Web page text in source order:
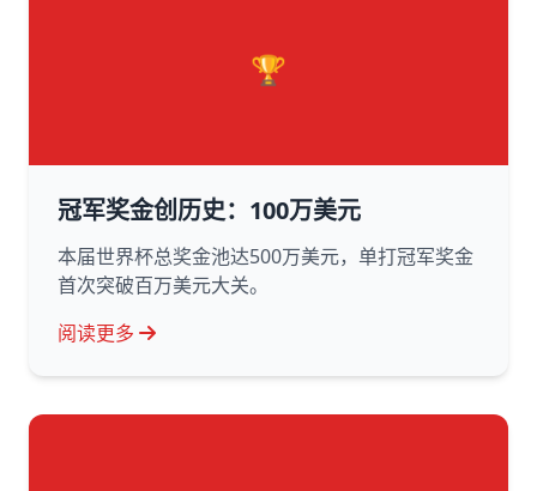
🏆
冠军奖金创历史：100万美元
本届世界杯总奖金池达500万美元，单打冠军奖金
首次突破百万美元大关。
阅读更多